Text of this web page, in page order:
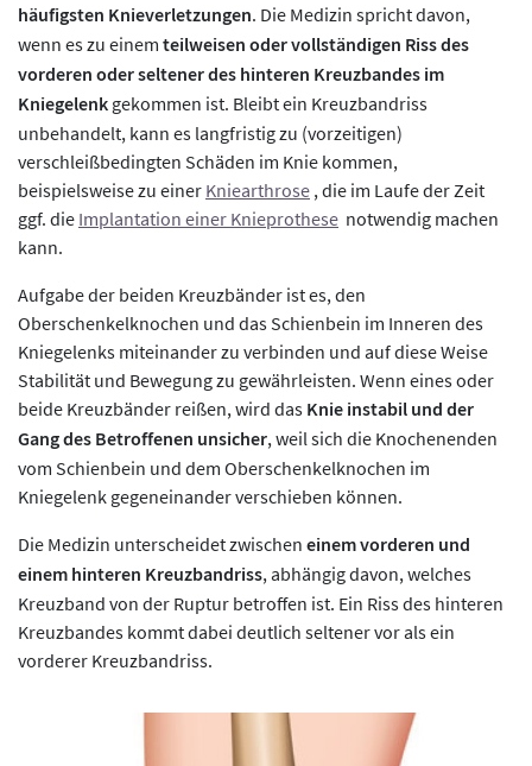
häufigsten Knieverletzungen. Die Medizin spricht davon,
wenn es zu einem teilweisen oder vollständigen Riss des
vorderen oder seltener des hinteren Kreuzbandes im
Kniegelenk gekommen ist. Bleibt ein Kreuzbandriss
unbehandelt, kann es langfristig zu (vorzeitigen)
verschleißbedingten Schäden im Knie kommen,
beispielsweise zu einer Kniearthrose , die im Laufe der Zeit
ggf. die Implantation einer Knieprothese notwendig machen
kann.
Aufgabe der beiden Kreuzbänder ist es, den
Oberschenkelknochen und das Schienbein im Inneren des
Kniegelenks miteinander zu verbinden und auf diese Weise
Stabilität und Bewegung zu gewährleisten. Wenn eines oder
beide Kreuzbänder reißen, wird das Knie instabil und der
Gang des Betroffenen unsicher, weil sich die Knochenenden
vom Schienbein und dem Oberschenkelknochen im
Kniegelenk gegeneinander verschieben können.
Die Medizin unterscheidet zwischen einem vorderen und
einem hinteren Kreuzbandriss, abhängig davon, welches
Kreuzband von der Ruptur betroffen ist. Ein Riss des hinteren
Kreuzbandes kommt dabei deutlich seltener vor als ein
vorderer Kreuzbandriss.